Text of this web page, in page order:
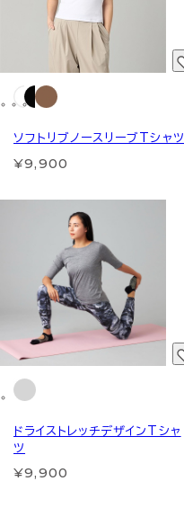
ソフトリブノースリーブTシャツ
¥9,900
ドライストレッチデザインTシャ
ツ
¥9,900